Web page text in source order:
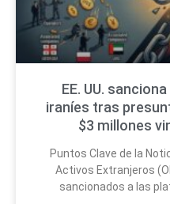
EE. UU.
iraníes tras
$3 millones
Puntos Clave de la
Activos Extranjeros
sancionados a las